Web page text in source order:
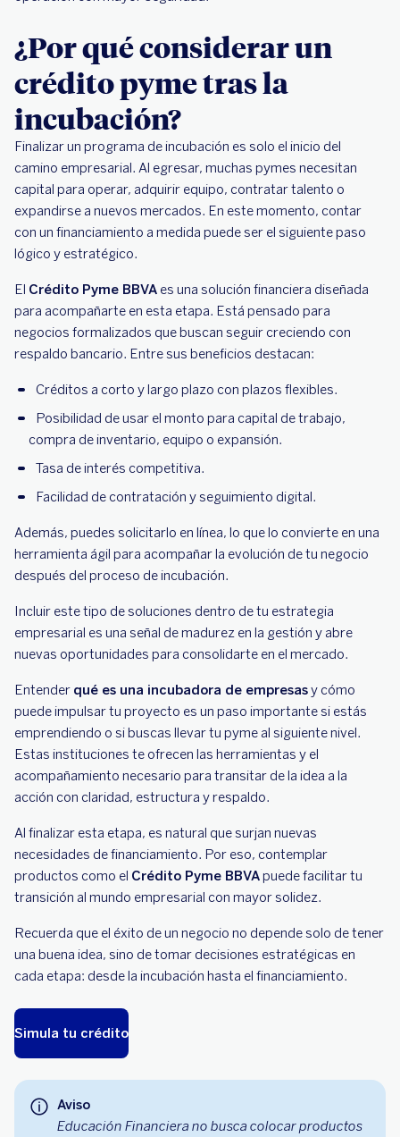
¿Por qué considerar un
crédito pyme tras la
incubación?
Finalizar un programa de incubación es solo el inicio del
camino empresarial. Al egresar, muchas pymes necesitan
capital para operar, adquirir equipo, contratar talento o
expandirse a nuevos mercados. En este momento, contar
con un financiamiento a medida puede ser el siguiente paso
lógico y estratégico.
El Crédito Pyme BBVA es una solución financiera diseñada
para acompañarte en esta etapa. Está pensado para
negocios formalizados que buscan seguir creciendo con
respaldo bancario. Entre sus beneficios destacan:
Créditos a corto y largo plazo con plazos flexibles.
Posibilidad de usar el monto para capital de trabajo,
compra de inventario, equipo o expansión.
Tasa de interés competitiva.
Facilidad de contratación y seguimiento digital.
Además, puedes solicitarlo en línea, lo que lo convierte en una
herramienta ágil para acompañar la evolución de tu negocio
después del proceso de incubación.
Incluir este tipo de soluciones dentro de tu estrategia
empresarial es una señal de madurez en la gestión y abre
nuevas oportunidades para consolidarte en el mercado.
Entender qué es una incubadora de empresasy cómo
puede impulsar tu proyecto es un paso importante si estás
emprendiendo o si buscas llevar tu pyme al siguiente nivel.
Estas instituciones te ofrecen las herramientas y el
acompañamiento necesario para transitar de la idea a la
acción con claridad, estructura y respaldo.
Al finalizar esta etapa, es natural que surjan nuevas
necesidades de financiamiento. Por eso, contemplar
productos como el Crédito Pyme BBVApuede facilitar tu
transición al mundo empresarial con mayor solidez.
Recuerda que el éxito de un negocio no depende solo de tener
una buena idea, sino de tomar decisiones estratégicas en
cada etapa: desde la incubación hasta el financiamiento.
Simula tu crédito
Aviso
Educación Financiera no busca colocar productos